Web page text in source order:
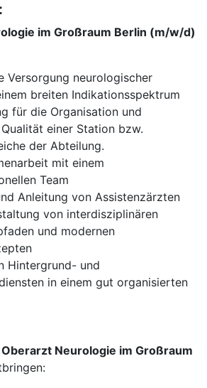
im Großraum Berlin (m/w/d)
Versorgung neurologischer
breiten Indikationsspektrum
für die Organisation und
einer Station bzw.
der Abteilung.
mit einem
Team
Anleitung von Assistenzärzten
von interdisziplinären
und modernen
Hintergrund- und
in einem gut organisierten
Oberarzt Neurologie im Großraum